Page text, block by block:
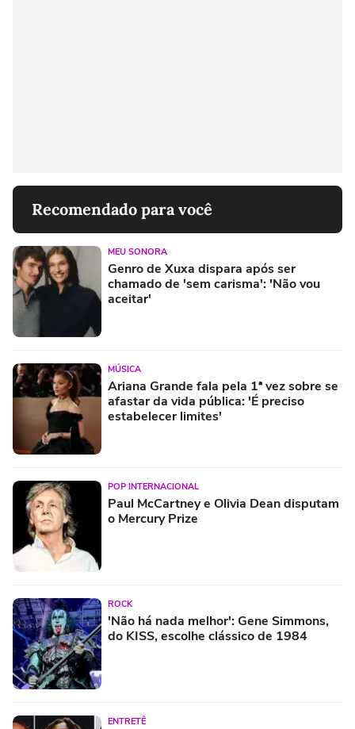
Recomendado para você
MEU SONORA
Genro de Xuxa dispara após ser
chamado de 'sem carisma': 'Não vou
aceitar'
MÚSICA
Ariana Grande fala pela 1ª vez sobre se
afastar da vida pública: 'É preciso
estabelecer limites'
POP INTERNACIONAL
Paul McCartney e Olivia Dean disputam
o Mercury Prize
ROCK
'Não há nada melhor': Gene Simmons,
do KISS, escolhe clássico de 1984
ENTRETÊ